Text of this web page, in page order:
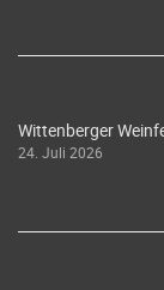
Wittenberger
24. Juli 2026